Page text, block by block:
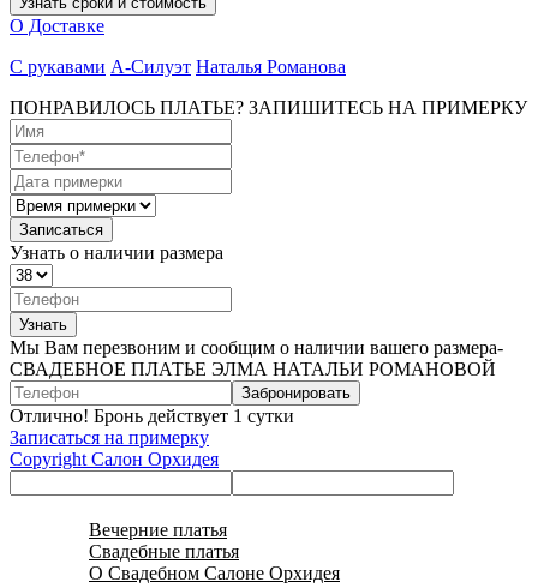
О Доставке
С рукавами А-Силуэт Наталья Романова
ПОНРАВИЛОСЬ ПЛАТЬЕ? ЗАПИШИТЕСЬ НА ПРИМЕРКУ
Узнать о наличии размера
Мы Вам перезвоним и сообщим о наличии вашего размера-
СВАДЕБНОЕ ПЛАТЬЕ ЭЛМА НАТАЛЬИ РОМАНОВОЙ
Забронировать
Отлично! Бронь действует 1 сутки
Записаться на примерку
Copyright Салон Орхидея
Вечерние платья
Свадебные платья
О Свадебном Салоне Орхидея